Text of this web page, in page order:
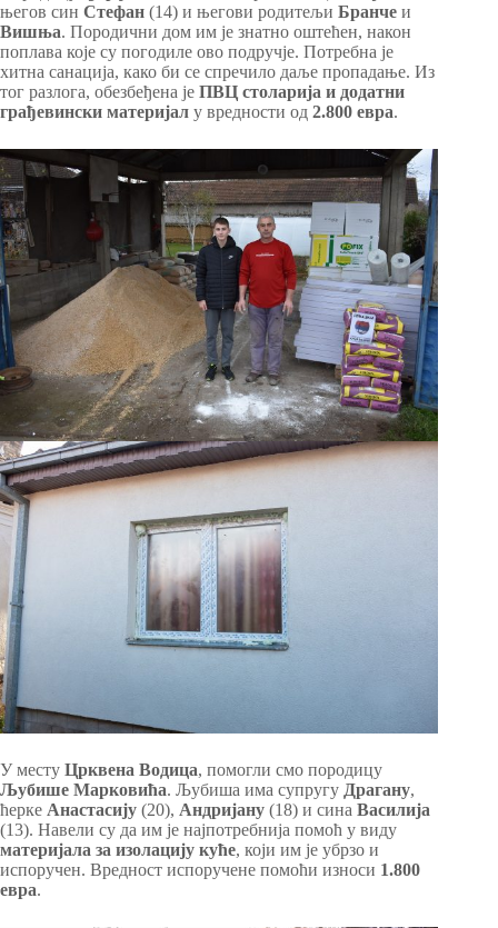
његов син Стефан (14) и његови родитељи Бранче и
Вишња. Породични дом им је знатно оштећен, након
поплава које су погодиле ово подручје. Потребна је
хитна санација, како би се спречило даље пропадање. Из
тог разлога, обезбеђена је ПВЦ столарија и додатни
грађевински материјал у вредности од 2.800 евра.
У месту Црквена Водица, помогли смо породицу
Љубише Марковића. Љубиша има супругу Драгану,
ћерке Анастасију (20), Андријану (18) и сина Василија
(13). Навели су да им је најпотребнија помоћ у виду
материјала за изолацију куће, који им је убрзо и
испоручен. Вредност испоручене помоћи износи 1.800
евра.